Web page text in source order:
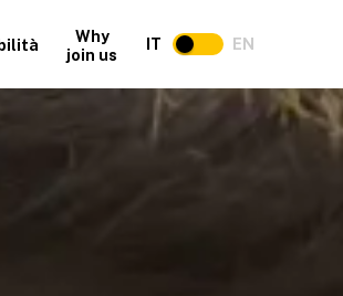
Why
join us
IT EN